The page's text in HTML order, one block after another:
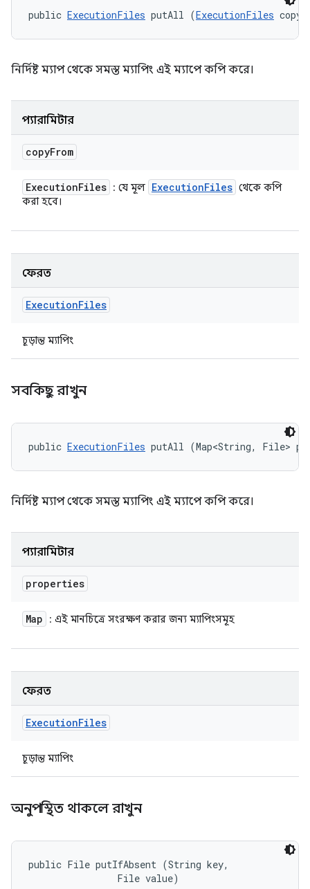
public ExecutionFiles putAll (ExecutionFiles
নির্দিষ্ট ম্যাপ থেকে সমস্ত ম্যাপিং এই ম্যাপে কপি করে।
প্যারামিটার
copyFrom
ExecutionFiles : যে মূল ExecutionFiles থেকে কপি
করা হবে।
ফেরত
ExecutionFiles
চূড়ান্ত ম্যাপিং
সবকিছু রাখুন
public ExecutionFiles putAll (Map<String, File>
নির্দিষ্ট ম্যাপ থেকে সমস্ত ম্যাপিং এই ম্যাপে কপি করে।
প্যারামিটার
properties
Map : এই মানচিত্রে সংরক্ষণ করার জন্য ম্যাপিংসমূহ
ফেরত
ExecutionFiles
চূড়ান্ত ম্যাপিং
অনুপস্থিত থাকলে রাখুন
public File putIfAbsent (String key,
                File value)